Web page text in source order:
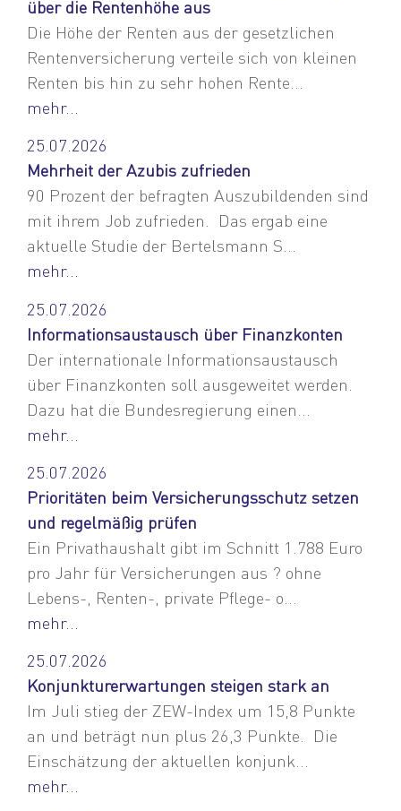
über die Rentenhöhe aus
Die Höhe der Renten aus der gesetzlichen
Rentenversicherung verteile sich von kleinen
Renten bis hin zu sehr hohen Rente...
mehr...
25.07.2026
Mehrheit der Azubis zufrieden
90 Prozent der befragten Auszubildenden sind
mit ihrem Job zufrieden. Das ergab eine
aktuelle Studie der Bertelsmann S...
mehr...
25.07.2026
Informationsaustausch über Finanzkonten
Der internationale Informationsaustausch
über Finanzkonten soll ausgeweitet werden.
Dazu hat die Bundesregierung einen...
mehr...
25.07.2026
Prioritäten beim Versicherungsschutz setzen
und regelmäßig prüfen
Ein Privathaushalt gibt im Schnitt 1.788 Euro
pro Jahr für Versicherungen aus ? ohne
Lebens-, Renten-, private Pflege- o...
mehr...
25.07.2026
Konjunkturerwartungen steigen stark an
Im Juli stieg der ZEW-Index um 15,8 Punkte
an und beträgt nun plus 26,3 Punkte. Die
Einschätzung der aktuellen konjunk...
mehr...